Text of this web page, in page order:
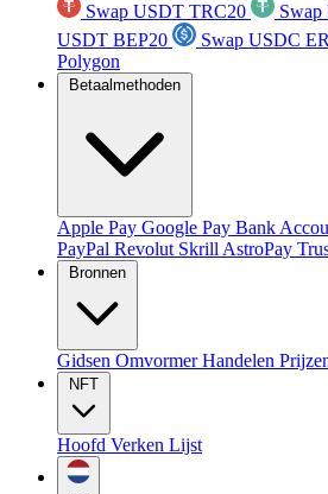
Swap USDT TRC20
USDT BEP20
Swap USDC
Polygon
Betaalmethoden
Apple Pay Google Pay Bank
PayPal Revolut Skrill AstroPay
Bronnen
Gidsen OmvormerHandelen
NFT
Hoofd Verken Lijst